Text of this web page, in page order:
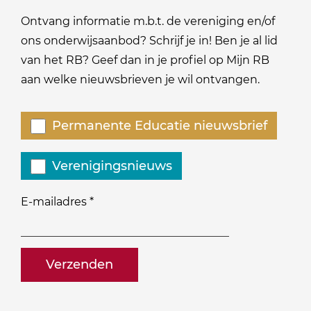
Ontvang informatie m.b.t. de vereniging en/of
ons onderwijsaanbod? Schrijf je in! Ben je al lid
van het RB? Geef dan in je profiel op Mijn RB
aan welke nieuwsbrieven je wil ontvangen.
E-mailadres *
naam@bedrijf.nl
Welke
nieuwsbrieven
zou
je
willen
Permanente Educatie nieuwsbrief
Verenigingsnieuws